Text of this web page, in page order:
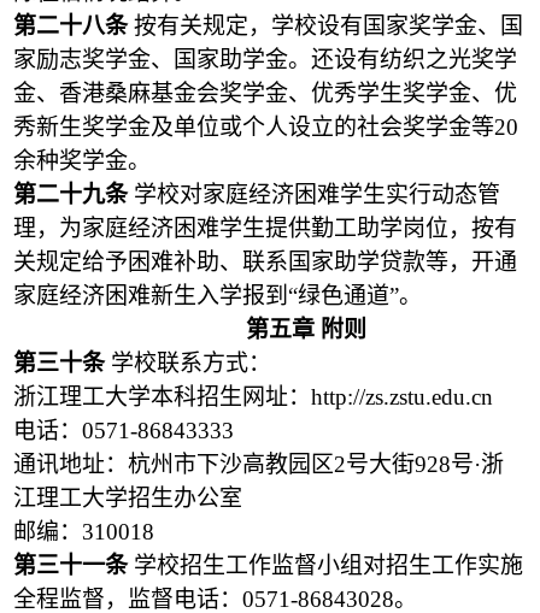
第二十八条按有关规定，学校设有国家奖学金、国
家励志奖学金、国家助学金。还设有纺织之光奖学
金、香港桑麻基金会奖学金、优秀学生奖学金、优
秀新生奖学金及单位或个人设立的社会奖学金等20
余种奖学金。
第二十九条学校对家庭经济困难学生实行动态管
理，为家庭经济困难学生提供勤工助学岗位，按有
关规定给予困难补助、联系国家助学贷款等，开通
家庭经济困难新生入学报到“绿色通道”。
第五章 附则
第三十条学校联系方式：
浙江理工大学本科招生网址：http://zs.zstu.edu.cn
电话：0571-86843333
通讯地址：杭州市下沙高教园区2号大街928号·浙
江理工大学招生办公室
邮编：310018
第三十一条学校招生工作监督小组对招生工作实施
全程监督，监督电话：0571-86843028。